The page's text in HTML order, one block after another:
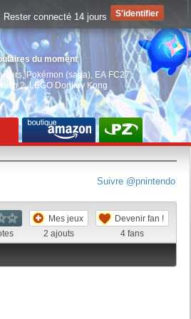
du moment
, Pokémon (saga) EA FC27,
2,LEGO Donkey Kong
Suivre @pnintendo
Mes jeux
2 ajouts
Devenir fan !
4 fans
Rester connecté 14 jours